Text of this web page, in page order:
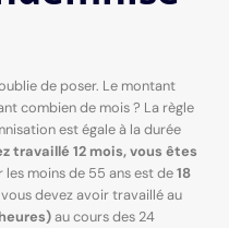
de poser. Le montant
combien de mois ? La règle
est égale à la durée
travaillé 12 mois, vous êtes
moins de 55 ans est de18
devez avoir travaillé au
au cours des 24